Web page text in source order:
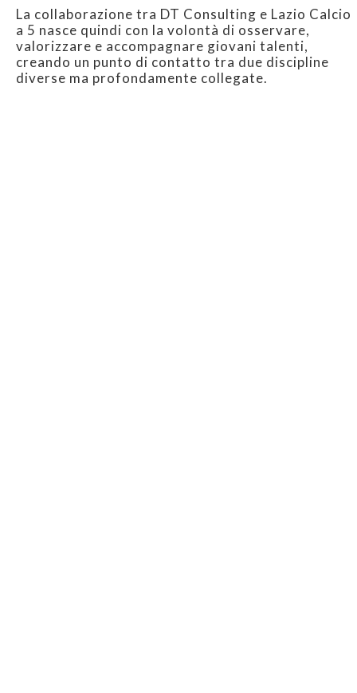
La collaborazione tra DT Consulting e Lazio Calcio
a 5 nasce quindi con la volontà di osservare,
valorizzare e accompagnare giovani talenti,
creando un punto di contatto tra due discipline
diverse ma profondamente collegate.